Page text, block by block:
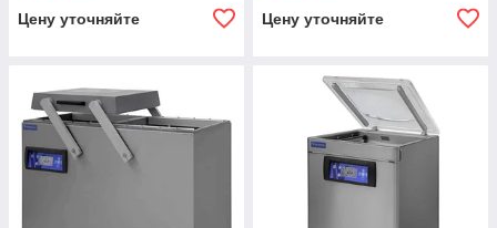
Цену уточняйте Цену уточняйте